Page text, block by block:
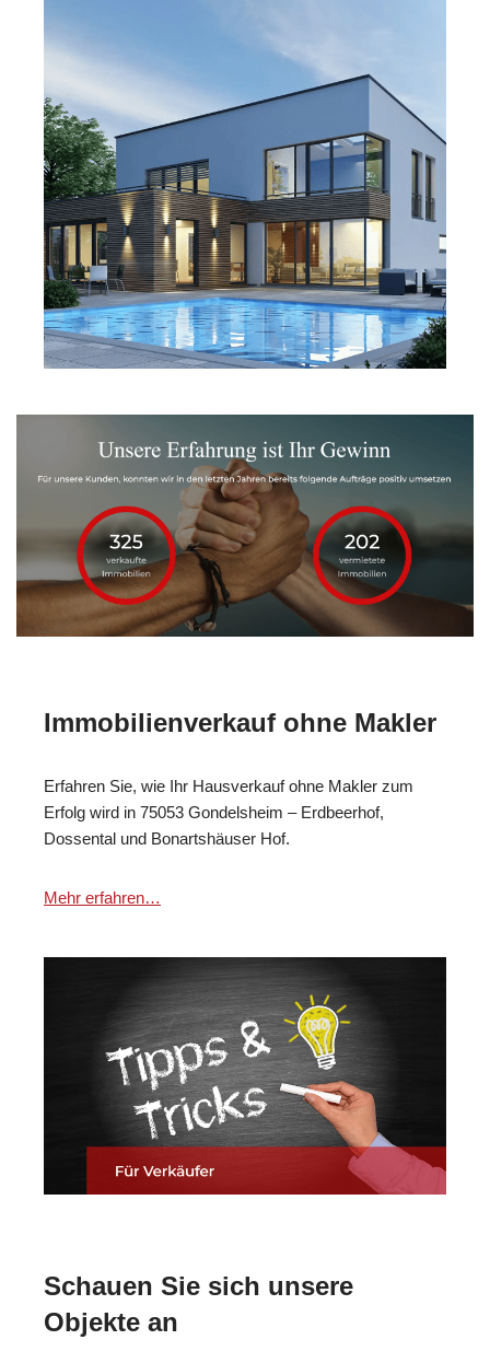
Immobilienverkauf ohne Makler
Erfahren Sie, wie Ihr Hausverkauf ohne Makler zum
Erfolg wird in 75053 Gondelsheim – Erdbeerhof,
Dossental und Bonartshäuser Hof.
Mehr erfahren…
Schauen Sie sich unsere
Objekte an